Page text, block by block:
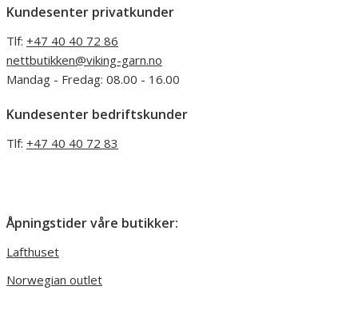
Kundesenter privatkunder
Tlf: +47 40 40 72 86
nettbutikken@viking-garn.no
Mandag - Fredag: 08.00 - 16.00
Kundesenter bedriftskunder
Tlf: +47 40 40 72 83
Åpningstider våre butikker:
Lafthuset
Norwegian outlet